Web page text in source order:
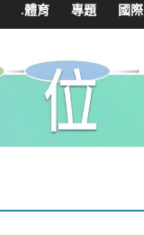
.體育 專題 國際